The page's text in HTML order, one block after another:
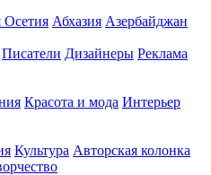
Абхазия Азербайджан
Писатели Дизайнеры Реклама
Красота и мода Интерьер
Культура Авторская колонка